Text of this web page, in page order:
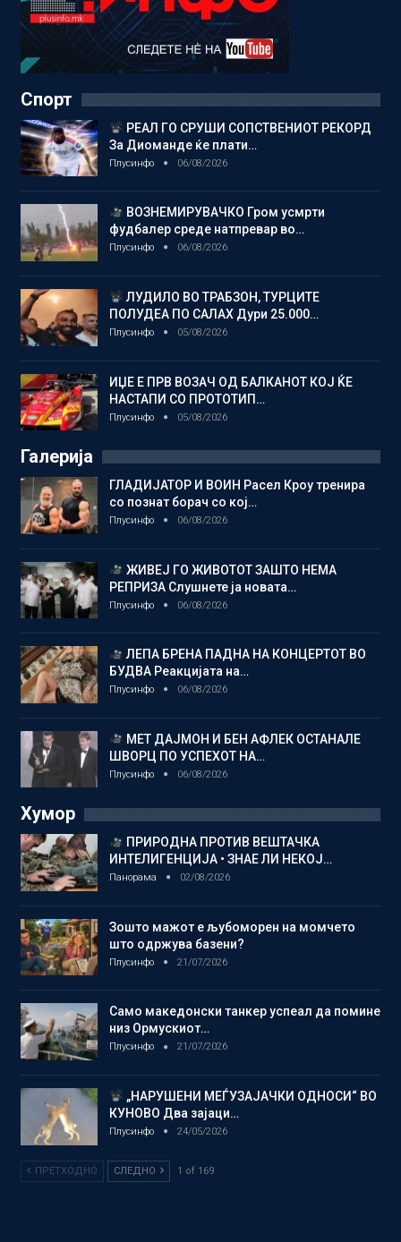
Спорт
РЕАЛ ГО СРУШИ СОПСТВЕНИОТ РЕКОРД
За Диоманде ќе плати…
Плусинфо 06/08/2026
ВОЗНЕМИРУВАЧКО Гром усмрти
фудбалер среде натпревар во…
Плусинфо 06/08/2026
ЛУДИЛО ВО ТРАБЗОН, ТУРЦИТЕ
ПОЛУДЕА ПО САЛАХ Дури 25.000…
Плусинфо 05/08/2026
ИЏЕ Е ПРВ ВОЗАЧ ОД БАЛКАНОТ КОЈ ЌЕ
НАСТАПИ СО ПРОТОТИП…
Плусинфо 05/08/2026
Галерија
ГЛАДИЈАТОР И ВОИН Расел Кроу тренира
со познат борач со кој…
Плусинфо 06/08/2026
ЖИВЕЈ ГО ЖИВОТОТ ЗАШТО НЕМА
РЕПРИЗА Слушнете ја новата…
Плусинфо 06/08/2026
ЛЕПА БРЕНА ПАДНА НА КОНЦЕРТОТ ВО
БУДВА Реакцијата на…
Плусинфо 06/08/2026
МЕТ ДАЈМОН И БЕН АФЛЕК ОСТАНАЛЕ
ШВОРЦ ПО УСПЕХОТ НА…
Плусинфо 06/08/2026
Хумор
ПРИРОДНА ПРОТИВ ВЕШТАЧКА
ИНТЕЛИГЕНЦИЈА • ЗНАЕ ЛИ НЕКОЈ…
Панорама 02/08/2026
Зошто мажот е љубоморен на момчето
што одржува базени?
Плусинфо 21/07/2026
Само македонски танкер успеал да помине
низ Ормускиот…
Плусинфо 21/07/2026
„НАРУШЕНИ МЕЃУЗАЈАЧКИ ОДНОСИ“ ВО
КУНОВО Два зајаци…
Плусинфо 24/05/2026
ПРЕТХОДНО СЛЕДНО 1 of 169